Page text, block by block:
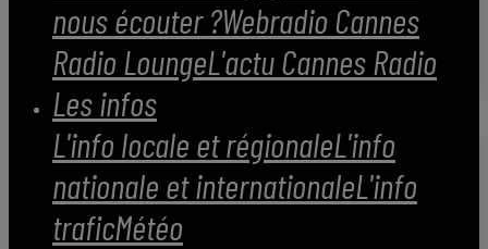
nous écouter ?Webradio Cannes
Radio LoungeL'actu Cannes Radio
Les infos
L'info locale et régionaleL'info
nationale et internationaleL'info
traficMétéo